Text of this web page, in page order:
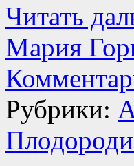
Читать
Мария
Рубрики: